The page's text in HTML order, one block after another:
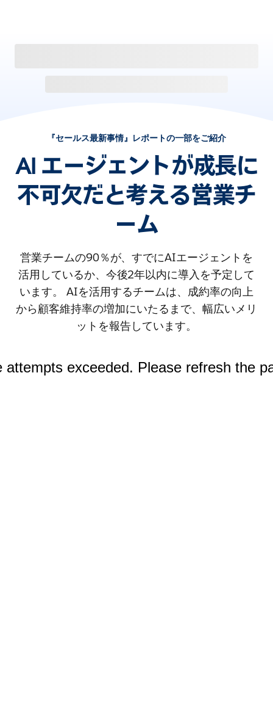
『セールス最新事情』レポートの一部をご紹介
AI エージェントが成長に
不可欠だと考える営業チ
ーム
営業チームの90％が、すでにAIエージェントを
活用しているか、今後2年以内に導入を予定して
います。 AIを活用するチームは、成約率の向上
から顧客維持率の増加にいたるまで、幅広いメリ
ットを報告しています。